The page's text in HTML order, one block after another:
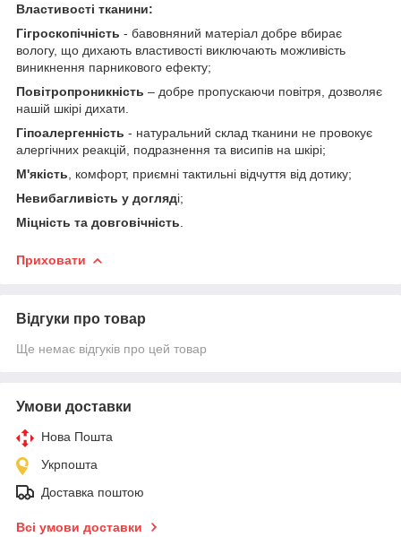
Властивості тканини:
Гігроскопічність - бавовняний матеріал добре вбирає
вологу, що дихають властивості виключають можливість
виникнення парникового ефекту;
Повітропроникність – добре пропускаючи повітря, дозволяє
нашій шкірі дихати.
Гіпоалергенність - натуральний склад тканини не провокує
алергічних реакцій, подразнення та висипів на шкірі;
М'якість , комфорт, приємні тактильні відчуття від дотику;
Невибагливість у догляді;
Міцність та довговічність
Приховати
Відгуки про товар
Ще немає відгуків про цей товар
Умови доставки
Нова Пошта
Укрпошта
Доставка поштою
Всі умови доставки